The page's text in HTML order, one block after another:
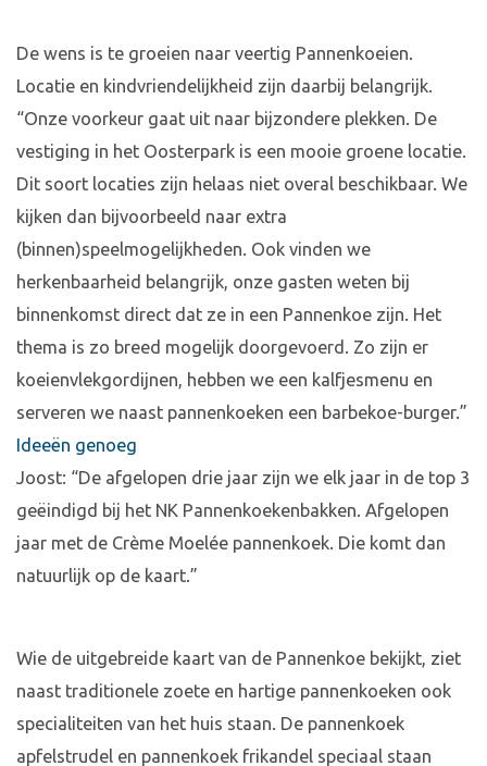
De wens is te groeien naar veertig Pannenkoeien.
Locatie en kindvriendelijkheid zijn daarbij belangrijk.
“Onze voorkeur gaat uit naar bijzondere plekken. De
vestiging in het Oosterpark is een mooie groene locatie.
Dit soort locaties zijn helaas niet overal beschikbaar. We
kijken dan bijvoorbeeld naar extra
(binnen)speelmogelijkheden. Ook vinden we
herkenbaarheid belangrijk, onze gasten weten bij
binnenkomst direct dat ze in een Pannenkoe zijn. Het
thema is zo breed mogelijk doorgevoerd. Zo zijn er
koeienvlekgordijnen, hebben we een kalfjesmenu en
serveren we naast pannenkoeken een barbekoe-burger.”
Ideeën genoeg
Joost: “De afgelopen drie jaar zijn we elk jaar in de top 3
geëindigd bij het NK Pannenkoekenbakken. Afgelopen
jaar met de Crème Moelée pannenkoek. Die komt dan
natuurlijk op de kaart.”
Wie de uitgebreide kaart van de Pannenkoe bekijkt, ziet
naast traditionele zoete en hartige pannenkoeken ook
specialiteiten van het huis staan. De pannenkoek
apfelstrudel en pannenkoek frikandel speciaal staan